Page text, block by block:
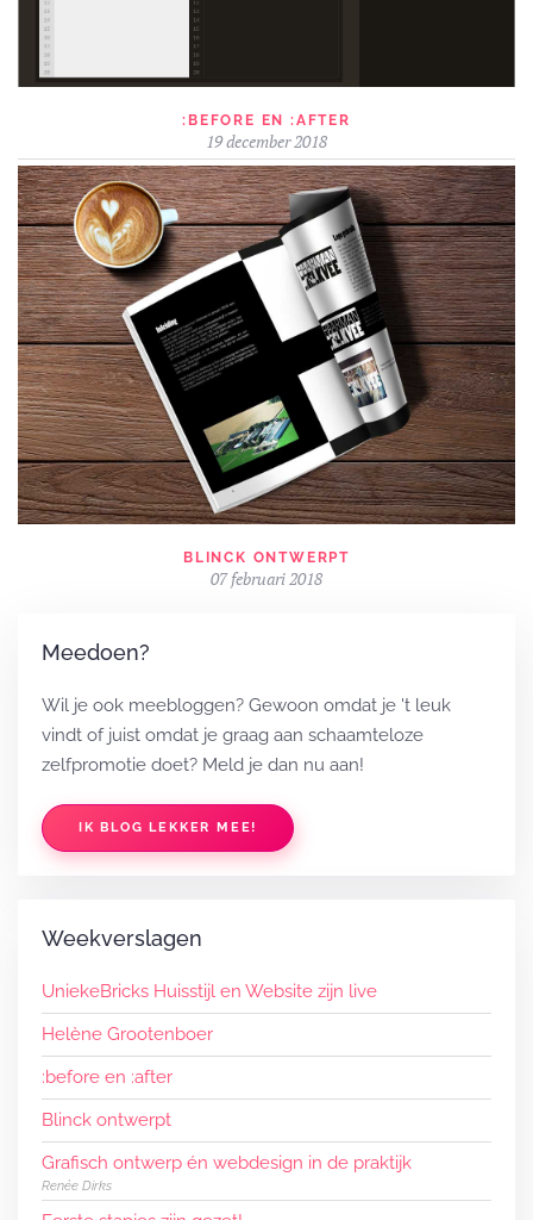
:BEFORE EN :AFTER
19 december 2018
BLINCK ONTWERPT
07 februari 2018
Meedoen?
Wil je ook meebloggen? Gewoon omdat je 't leuk
vindt of juist omdat je graag aan schaamteloze
zelfpromotie doet? Meld je dan nu aan!
IK BLOG LEKKER MEE!
Weekverslagen
UniekeBricks Huisstijl en Website zijn live
Helène Grootenboer
:before en :after
Blinck ontwerpt
Grafisch ontwerp én webdesign in de praktijk
Renée Dirks